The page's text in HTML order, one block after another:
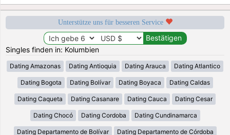
Unterstütze uns für besseren Service
Singles finden in: Kolumbien
Dating Amazonas Dating Antioquia Dating Arauca Dating Atlantico
Dating Bogota Dating Bolívar Dating Boyaca Dating Caldas
Dating Caqueta Dating Casanare Dating Cauca Dating Cesar
Dating Chocó Dating Cordoba Dating Cundinamarca
Dating Departamento de Bolívar Dating Departamento de Córdoba